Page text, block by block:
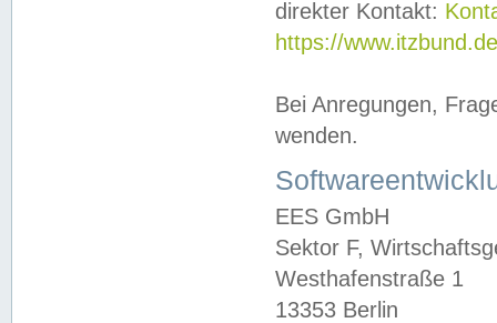
direkter Kontakt:
https://
Bei Anregungen,
wenden.
EES GmbH
Sektor F,
Westhafenstraße 1
13353 Berlin